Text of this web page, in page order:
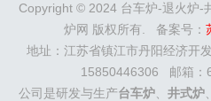
的名称有：强迫对流井式炉，自
Copyright © 2024 台车炉-退火炉-
炉网 版权所有. 备案号：
地址：江苏省镇江市丹阳经济
15850446306 邮箱：
公司是研发与生产台车炉 井式炉